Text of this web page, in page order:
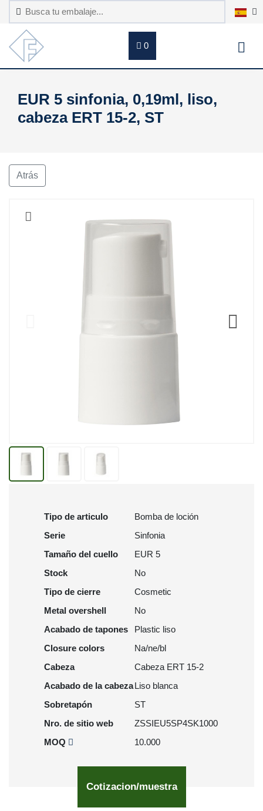
0
EUR 5 sinfonia, 0,19ml, liso,
cabeza ERT 15-2, ST
Atrás
Tipo de articulo
Bomba de loción
Serie
Sinfonia
Tamaño del cuello
EUR 5
Stock
No
Tipo de cierre
Cosmetic
Metal overshell
No
Acabado de tapones
Plastic liso
Closure colors
Na/ne/bl
Cabeza
Cabeza ERT 15-2
Acabado de la cabezaLiso blanca
Sobretapón
ST
Nro. de sitio web
ZSSIEU5SP4SK1000
MOQ
10.000
Cotizacion/muestra